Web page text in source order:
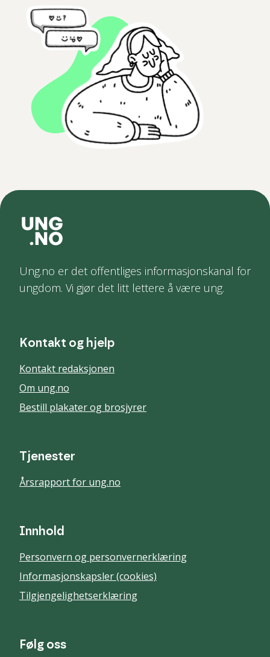
Ung.no er det offentliges informasjonskanal for
ungdom. Vi gjør det litt lettere å være ung.
Kontakt og hjelp
Kontakt redaksjonen
Om ung.no
Bestill plakater og brosjyrer
Tjenester
Årsrapport for ung.no
Innhold
Personvern og personvernerklæring
Informasjonskapsler (cookies)
Tilgjengelighetserklæring
Følg oss